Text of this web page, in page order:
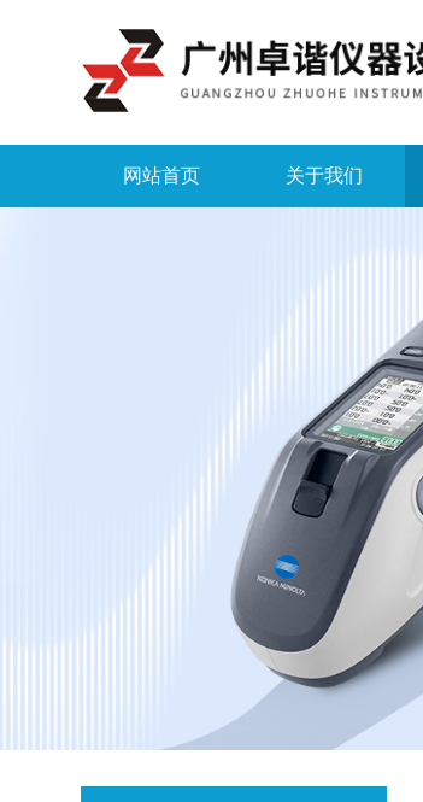
网站首页 关于我们